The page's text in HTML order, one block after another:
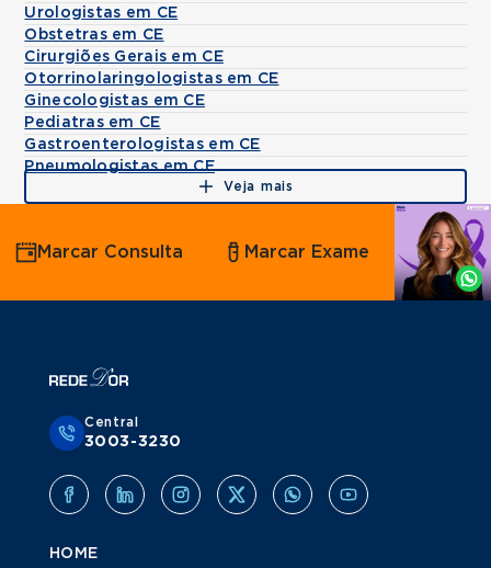
Urologistas em CE
Obstetras em CE
Cirurgiões Gerais em CE
Otorrinolaringologistas em CE
Ginecologistas em CE
Pediatras em CE
Gastroenterologistas em CE
Pneumologistas em CE
Veja mais
Agende
por
Whatsapp
Marcar Consulta Marcar Exame
Central
3003-3230
HOME